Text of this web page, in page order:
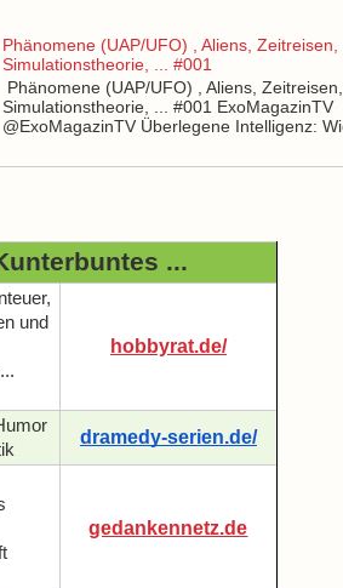
Phänomene (UAP/UFO) , Aliens, Zeitreisen,
Simulationstheorie, ... #001
Phänomene (UAP/UFO) , Aliens, Zeitreisen,
Simulationstheorie, ... #001 ExoMagazinTV
@ExoMagazinTV Überlegene Intelligenz:
...
und
hobbyrat.de/
dramedy-serien.de/
gedankennetz.de